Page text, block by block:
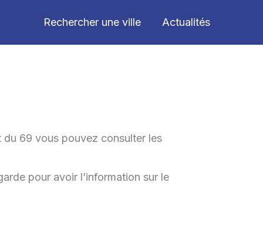
Rechercher une ville Actualités
du 69 vous pouvez consulter les
pour avoir l’information sur le